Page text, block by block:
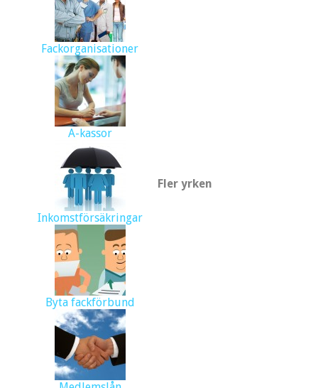
Fackorganisationer
A-kassor
Inkomstförsäkringar
Byta fackförbund
Fler yrken